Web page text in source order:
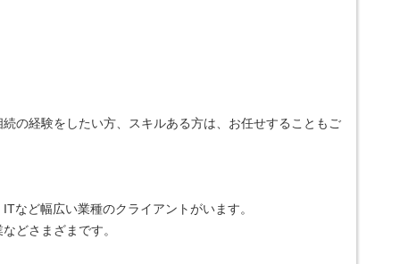
の経験をしたい方、スキルある方は、お任せすることもご
など幅広い業種のクライアントがいます。
どさまざまです。